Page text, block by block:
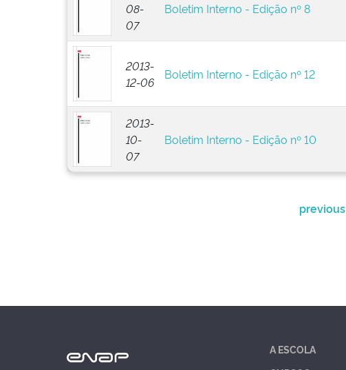
08-
07
Boletim Interno - Edição nº 8
2013-
12-06
Boletim Interno - Edição nº 12
2013-
10-
07
Boletim Interno - Edição nº 10
previous
A ESCOLA